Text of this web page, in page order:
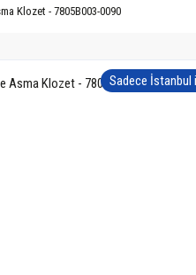
Klozet - 7805B003-0090
Sadece İstanbul